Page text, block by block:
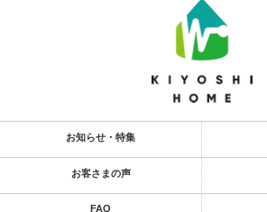
お知らせ・特集
お客さまの声
FAQ